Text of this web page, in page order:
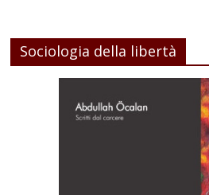
Sociologia della libertà